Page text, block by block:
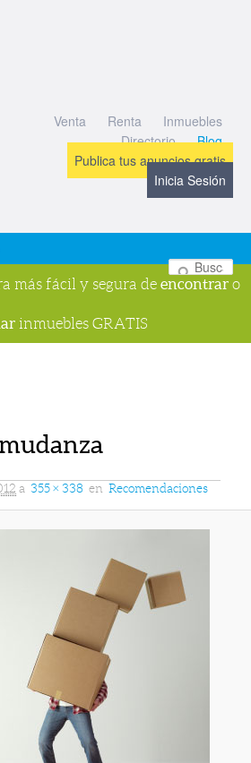
Venta Renta
Inmuebles
Directorio
Blog
Publica tus anuncios gratis
Inicia Sesión
más fácil y segura de encontrar o
inmuebles GRATIS
mudanza
a 355 × 338 en Recomendaciones